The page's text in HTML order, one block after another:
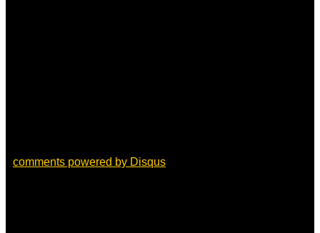
comments powered by Disqus